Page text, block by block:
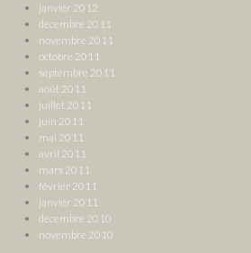
janvier 2012
décembre 2011
novembre 2011
octobre 2011
septembre 2011
août 2011
juillet 2011
juin 2011
mai 2011
avril 2011
mars 2011
février 2011
janvier 2011
décembre 2010
novembre 2010